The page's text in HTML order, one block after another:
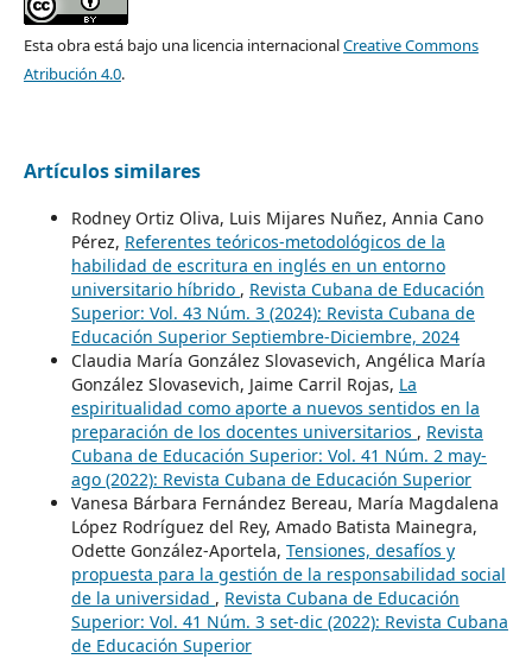
Esta obra está bajo una licencia internacionalCreative Commons
Atribución 4.0.
Artículos similares
Rodney Ortiz Oliva, Luis Mijares Nuñez, Annia Cano
Pérez, Referentes teóricos-metodológicos de la
habilidad de escritura en inglés en un entorno
universitario híbrido , Revista Cubana de Educación
Superior: Vol. 43 Núm. 3 (2024): Revista Cubana de
Educación Superior Septiembre-Diciembre, 2024
Claudia María González Slovasevich, Angélica María
González Slovasevich, Jaime Carril Rojas, La
espiritualidad como aporte a nuevos sentidos en la
preparación de los docentes universitarios , Revista
Cubana de Educación Superior: Vol. 41 Núm. 2 may-
ago (2022): Revista Cubana de Educación Superior
Vanesa Bárbara Fernández Bereau, María Magdalena
López Rodríguez del Rey, Amado Batista Mainegra,
Odette González-Aportela, Tensiones, desafíos y
propuesta para la gestión de la responsabilidad social
de la universidad , Revista Cubana de Educación
Superior: Vol. 41 Núm. 3 set-dic (2022): Revista Cubana
de Educación Superior